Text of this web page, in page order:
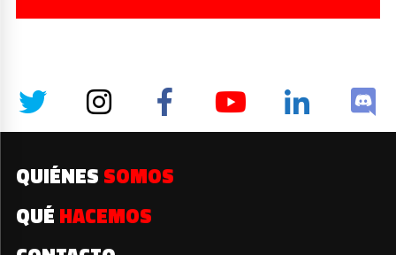
QUIÉNES SOMOS
QUÉ HACEMOS